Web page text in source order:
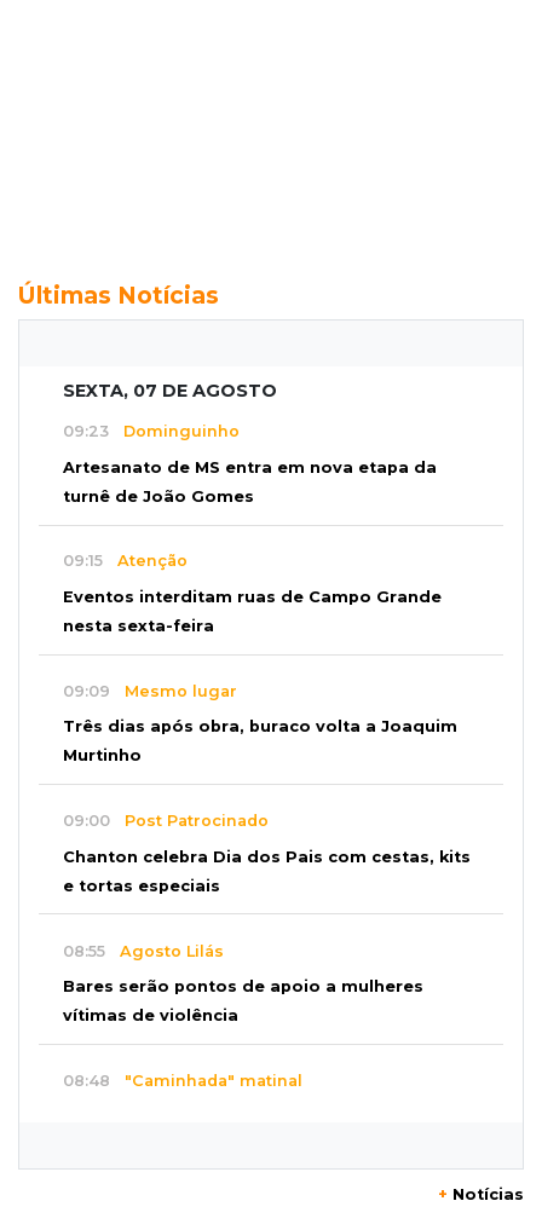
Últimas Notícias
SEXTA, 07 DE AGOSTO
09:23 Dominguinho
Artesanato de MS entra em nova etapa da
turnê de João Gomes
09:15 Atenção
Eventos interditam ruas de Campo Grande
nesta sexta-feira
09:09 Mesmo lugar
Três dias após obra, buraco volta a Joaquim
Murtinho
09:00 Post Patrocinado
Chanton celebra Dia dos Pais com cestas, kits
e tortas especiais
08:55 Agosto Lilás
Bares serão pontos de apoio a mulheres
vítimas de violência
08:48 "Caminhada" matinal
+ Notícias